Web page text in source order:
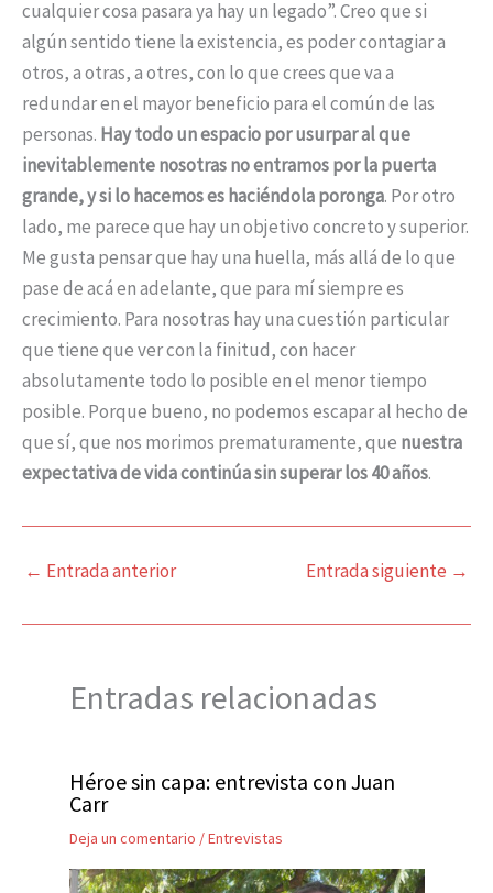
cualquier cosa pasara ya hay un legado”. Creo que si
algún sentido tiene la existencia, es poder contagiar a
otros, a otras, a otres, con lo que crees que va a
redundar en el mayor beneficio para el común de las
personas. Hay todo un espacio por usurpar al que
inevitablemente nosotras no entramos por la puerta
grande, y si lo hacemos es haciéndola poronga. Por otro
lado, me parece que hay un objetivo concreto y superior.
Me gusta pensar que hay una huella, más allá de lo que
pase de acá en adelante, que para mí siempre es
crecimiento. Para nosotras hay una cuestión particular
que tiene que ver con la finitud, con hacer
absolutamente todo lo posible en el menor tiempo
posible. Porque bueno, no podemos escapar al hecho de
que sí, que nos morimos prematuramente, que nuestra
expectativa de vida continúa sin superar los 40 años.
← Entrada anterior Entrada siguiente →
Entradas relacionadas
Héroe sin capa: entrevista con Juan
Carr
Deja un comentario /Entrevistas